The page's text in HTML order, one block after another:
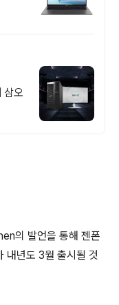
삼오
의 발언을 통해 젠폰
내년도 3월 출시될 것